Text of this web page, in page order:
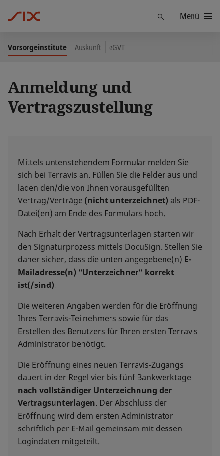
FindenMenü
Vorsorgeinstitute Auskunft eGVT
Anmeldung und
Vertragszustellung
Mittels untenstehendem Formular melden Sie
sich bei Terravis an. Füllen Sie die Felder aus und
laden den/die von Ihnen vorausgefüllten
Vertrag/Verträge (nicht unterzeichnet) als PDF-
Datei(en) am Ende des Formulars hoch.
Nach Erhalt der Vertragsunterlagen starten wir
den Signaturprozess mittels DocuSign. Stellen Sie
daher sicher, dass die unten angegebene(n) E-
Mailadresse(n) "Unterzeichner" korrekt
ist(/sind).
Die weiteren Angaben werden für die Eröffnung
Ihres Terravis-Teilnehmers sowie für das
Erstellen des Benutzers für Ihren ersten Terravis
Administrator benötigt.
Die Eröffnung eines neuen Terravis-Zugangs
dauert in der Regel vier bis fünf Bankwerktage
nach vollständiger Unterzeichnung der
Vertragsunterlagen. Der Abschluss der
Eröffnung wird dem ersten Administrator
schriftlich per E-Mail gemeinsam mit dessen
Logindaten mitgeteilt.